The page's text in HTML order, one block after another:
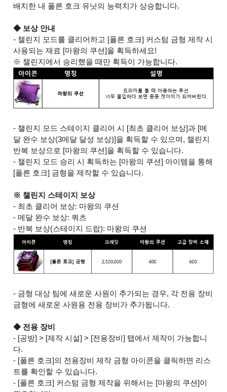
배치한 내 폴른 호크 유닛의 능력치가 상승합니다.
◆ 보상 안내
- 챌린지 모드를 클리어하고 [폴른 호크] 커스텀 금형 제작 시
사용되는 재료 [마왕의 쿠션]을 획득하세요!
※ 챌린지에서 승리했을 때만 획득이 가능합니다.
- 챌린지 모드 스테이지 클리어 시 [최초 클리어 보상]과 [메
달 완수 보상(3메달 달성 보상)]을 획득할 수 있으며, 챌린지
반복 보상으로 [마왕의 쿠션]을 획득할 수 있습니다.
- 챌린지 모드 승리 시 획득하는 [마왕의 쿠션] 아이템을 통해
[폴른 호크] 금형을 제작할 수 있습니다.
※ 챌린지 스테이지 보상
- 최초 클리어 보상: 마왕의 쿠션
- 메달 완수 보상: 쿼츠
- 반복 보상(스테이지 드랍): 마왕의 쿠션
- 금형 대상 팀에 새로운 사원이 추가되는 경우, 각 전용 장비
금형에 새로운 사원용 전용 장비가 추가됩니다.
◆ 전용 장비
- [공방] > [제작 시설] > [전용장비] 탭에서 제작이 가능합니
다.
- [폴른 호크]의 전용장비 제작 금형 아이콘을 클릭하면 리스
트를 확인할 수 있습니다.
- [폴른 호크] 커스텀 금형 제작을 위해서는 [마왕의 쿠션]이